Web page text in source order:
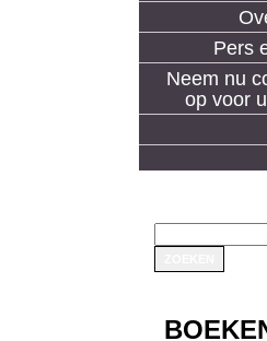
Pers
Neem nu
op voor
boek uitgeven